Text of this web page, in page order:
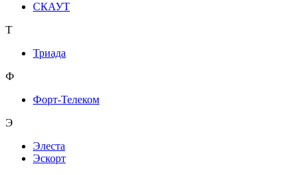
СКАУТ
Т
Триада
Ф
Форт-Телеком
Э
Элеста
Эскорт